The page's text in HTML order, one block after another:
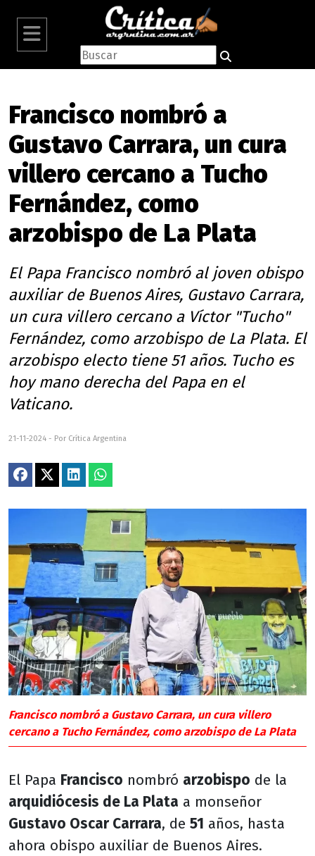
Francisco nombró a
Gustavo Carrara, un cura
villero cercano a Tucho
Fernández, como
arzobispo de La Plata
El Papa Francisco nombró al joven obispo
auxiliar de Buenos Aires, Gustavo Carrara,
un cura villero cercano a Víctor "Tucho"
Fernández, como arzobispo de La Plata. El
arzobispo electo tiene 51 años. Tucho es
hoy mano derecha del Papa en el
Vaticano.
21-11-2024 - Por Crítica Argentina
Francisco nombró a Gustavo Carrara, un cura villero
cercano a Tucho Fernández, como arzobispo de La Plata
El Papa Francisco nombró arzobispo de la
arquidiócesis de La Plata a monseñor
Gustavo Oscar Carrara, de 51 años, hasta
ahora obispo auxiliar de Buenos Aires.